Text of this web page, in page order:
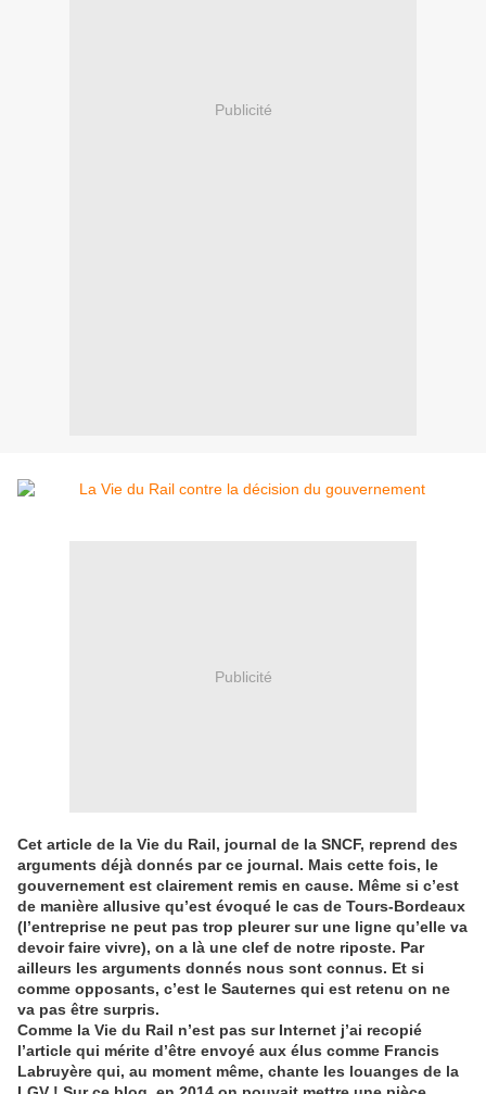
Publicité
Publicité
Cet article de la Vie du Rail, journal de la SNCF, reprend des
arguments déjà donnés par ce journal. Mais cette fois, le
gouvernement est clairement remis en cause. Même si c’est
de manière allusive qu’est évoqué le cas de Tours-Bordeaux
(l’entreprise ne peut pas trop pleurer sur une ligne qu’elle va
devoir faire vivre), on a là une clef de notre riposte. Par
ailleurs les arguments donnés nous sont connus. Et si
comme opposants, c’est le Sauternes qui est retenu on ne
va pas être surpris.
Comme la Vie du Rail n’est pas sur Internet j’ai recopié
l’article qui mérite d’être envoyé aux élus comme Francis
Labruyère qui, au moment même, chante les louanges de la